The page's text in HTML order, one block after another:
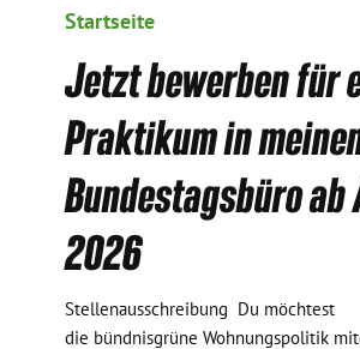
Bundestagsbüro
April
Startseite
Jetzt bewerben für
Praktikum in
Bundestagsbüro
2026
Stellenausschreibung Du möchtest
die bündnisgrüne Wohnungspolitik